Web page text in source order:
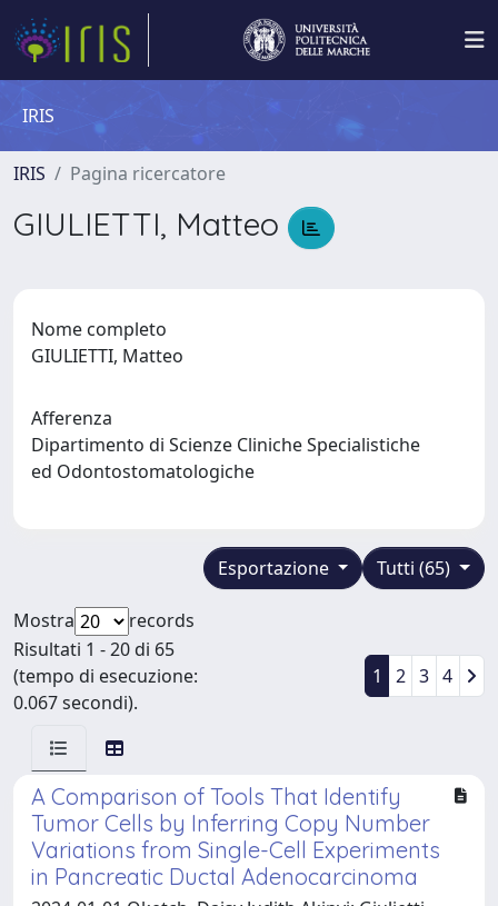
IRIS
IRIS Pagina ricercatore
GIULIETTI, Matteo
Nome completo
GIULIETTI, Matteo
Afferenza
Dipartimento di Scienze Cliniche Specialistiche
ed Odontostomatologiche
Tutti (65)
Esportazione
Mostra
records
Risultati 1 - 20 di 65
(tempo di esecuzione:
0.067 secondi).
1 2 3 4
A Comparison of Tools That Identify
Tumor Cells by Inferring Copy Number
Variations from Single-Cell Experiments
in Pancreatic Ductal Adenocarcinoma